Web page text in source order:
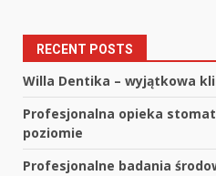
RECENT POSTS
Willa Dentika – wyjątkowa
Profesjonalna opieka
poziomie
Profesjonalne badania